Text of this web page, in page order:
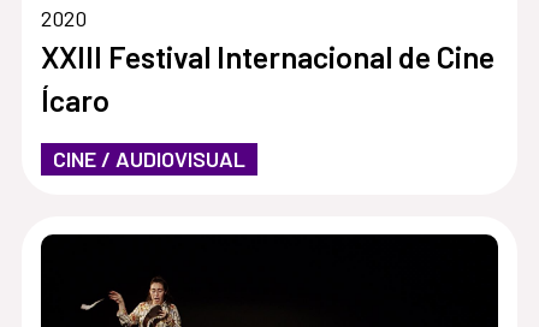
2020
XXIII Festival Internacional de Cine
Ícaro
CINE / AUDIOVISUAL